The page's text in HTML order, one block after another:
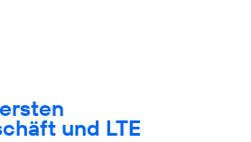
und LTE